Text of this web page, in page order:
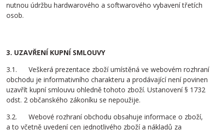
nutnou údržbu hardwarového a softwarového vybavení třetích
osob.
3. UZAVŘENÍ KUPNÍ SMLOUVY
3.1. Veškerá prezentace zboží umístěná ve webovém rozhraní
obchodu je informativního charakteru a prodávající není povinen
uzavřít kupní smlouvu ohledně tohoto zboží. Ustanovení § 1732
odst. 2 občanského zákoníku se nepoužije.
3.2. Webové rozhraní obchodu obsahuje informace o zboží,
a to včetně uvedení cen jednotlivého zboží a nákladů za